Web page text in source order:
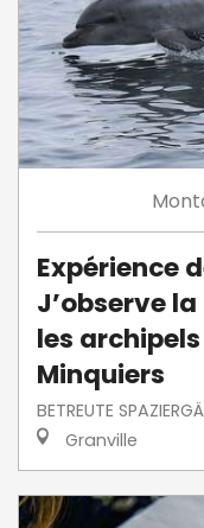
Expérience
J’observe
les
Minquiers
BETREUTE
Granville